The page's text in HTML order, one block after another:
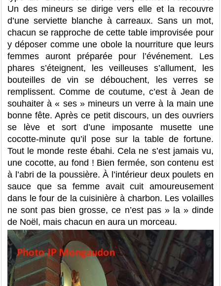
Un des mineurs se dirige vers elle et la recouvre
d’une serviette blanche à carreaux. Sans un mot,
chacun se rapproche de cette table improvisée pour
y déposer comme une obole la nourriture que leurs
femmes auront préparée pour l’événement. Les
phares s’éteignent, les veilleuses s’allument, les
bouteilles de vin se débouchent, les verres se
remplissent. Comme de coutume, c’est à Jean de
souhaiter à « ses » mineurs un verre à la main une
bonne fête. Après ce petit discours, un des ouvriers
se lève et sort d’une imposante musette une
cocotte-minute qu’il pose sur la table de fortune.
Tout le monde reste ébahi. Cela ne s’est jamais vu,
une cocotte, au fond ! Bien fermée, son contenu est
à l’abri de la poussière. À l’intérieur deux poulets en
sauce que sa femme avait cuit amoureusement
dans le four de la cuisinière à charbon. Les volailles
ne sont pas bien grosse, ce n’est pas » la » dinde
de Noël, mais chacun en aura un morceau.